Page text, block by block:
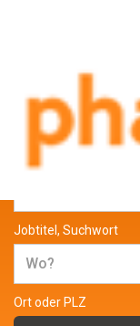
Jobs und
Jobtitel, Suchwort
Ort oder PLZ